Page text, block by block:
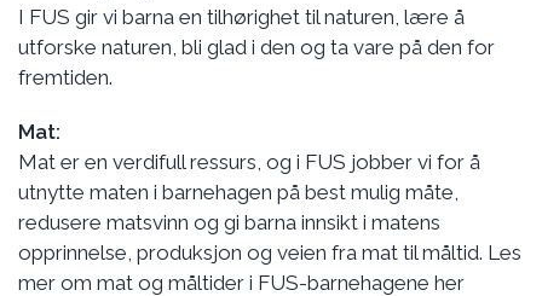
I FUS gir vi barna en tilhørighet til naturen, lære å
utforske naturen, bli glad i den og ta vare på den for
fremtiden.
Mat:
Mat er en verdifull ressurs, og i FUS jobber vi for å
utnytte maten i barnehagen på best mulig måte,
redusere matsvinn og gi barna innsikt i matens
opprinnelse, produksjon og veien fra mat til måltid. Les
mer om mat og måltider i FUS-barnehagene her